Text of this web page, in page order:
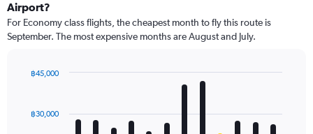
categories.
The
chart
values.
Airport?
For Economy class flights, the cheapest month to fly this route is
September. The most expensive months are August and July.
with
12
฿30,000
฿45,000